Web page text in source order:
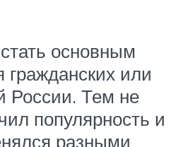
основным
или
России. Тем не
популярность и
разными